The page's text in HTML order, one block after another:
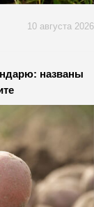
10 августа 2026
названы